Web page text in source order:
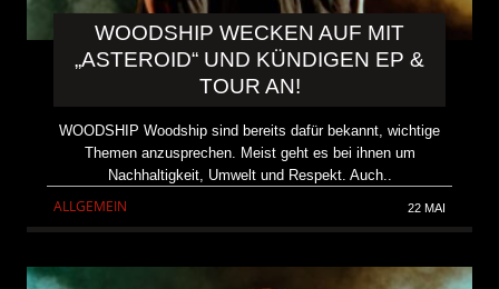
WOODSHIP WECKEN AUF MIT
„ASTEROID“ UND KÜNDIGEN EP &
TOUR AN!
WOODSHIP Woodship sind bereits dafür bekannt, wichtige
Themen anzusprechen. Meist geht es bei ihnen um
Nachhaltigkeit, Umwelt und Respekt. Auch..
ALLGEMEIN 22 MAI